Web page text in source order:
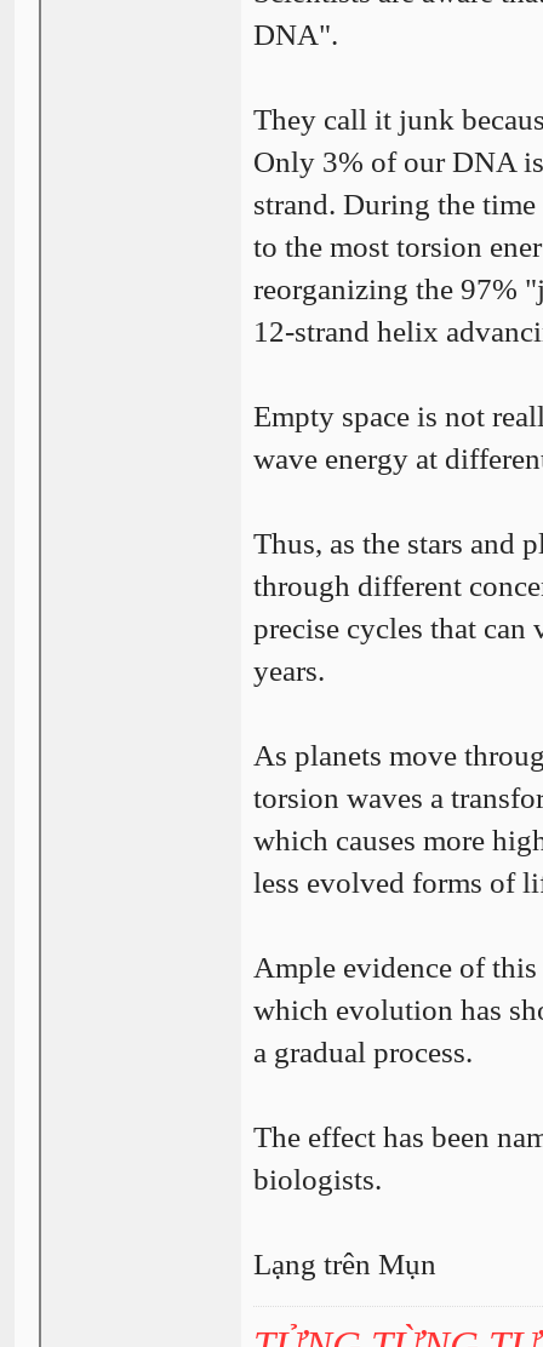
DNA".
They call it junk
Only 3% of our DNA
strand. During the
to the most torsion
reorganizing the 97%
12-strand helix
Empty space is not
wave energy at
Thus, as the stars and
through different
precise cycles that
years.
As planets move
torsion waves a
which causes more
less evolved forms of
Ample evidence of
which evolution has
a gradual process.
The effect has been
biologists.
Lạng trên Mụn